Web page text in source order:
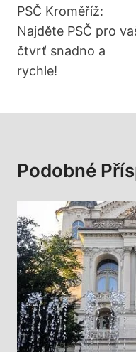
Pro
Příspěvek
PSČ Kroměříž:
Najděte PSČ pro
čtvrť snadno a
rychle!
Podobné